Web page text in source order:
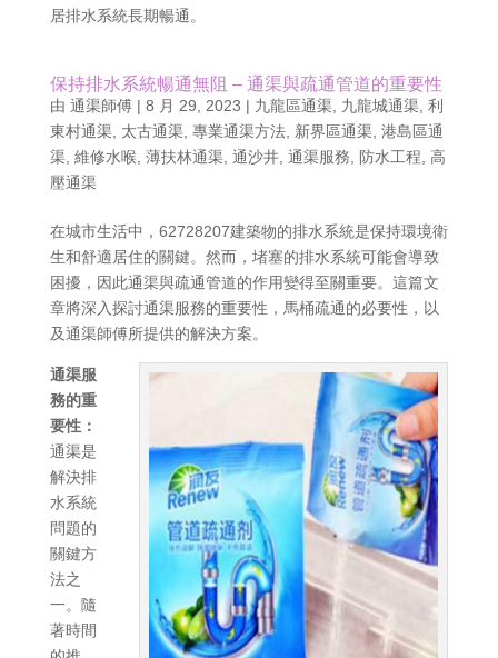
居排水系統長期暢通。
保持排水系統暢通無阻 – 通渠與疏通管道的重要性
由 通渠師傅| 8 月 29, 2023 | 九龍區通渠, 九龍城通渠, 利
東村通渠, 太古通渠, 專業通渠方法, 新界區通渠, 港島區通
渠, 維修水喉, 薄扶林通渠, 通沙井, 通渠服務 防水工程 高
壓通渠
在城市生活中，62728207建築物的排水系統是保持環境衛
生和舒適居住的關鍵。然而，堵塞的排水系統可能會導致
困擾，因此通渠與疏通管道的作用變得至關重要。這篇文
章將深入探討通渠服務的重要性，馬桶疏通的必要性，以
及通渠師傅所提供的解決方案。
通渠服
務的重
要性：
通渠是
解決排
水系統
問題的
關鍵方
法之
一。隨
著時間